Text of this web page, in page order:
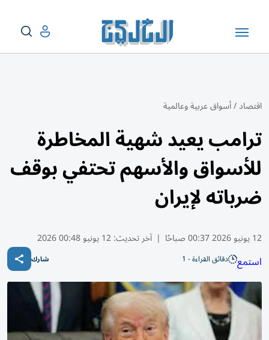
اقتصاد/أسواق عربية وعالمية
ترامب يعيد شهية المخاطرة
للأسواق والأسهم تحتفي بوقف
ضرباته لإيران
12 يونيو 2026 00:37 صباحًا | آخر تحديث:12 يونيو 00:48 2026
استمع دقائق القراءة - 1 شارك